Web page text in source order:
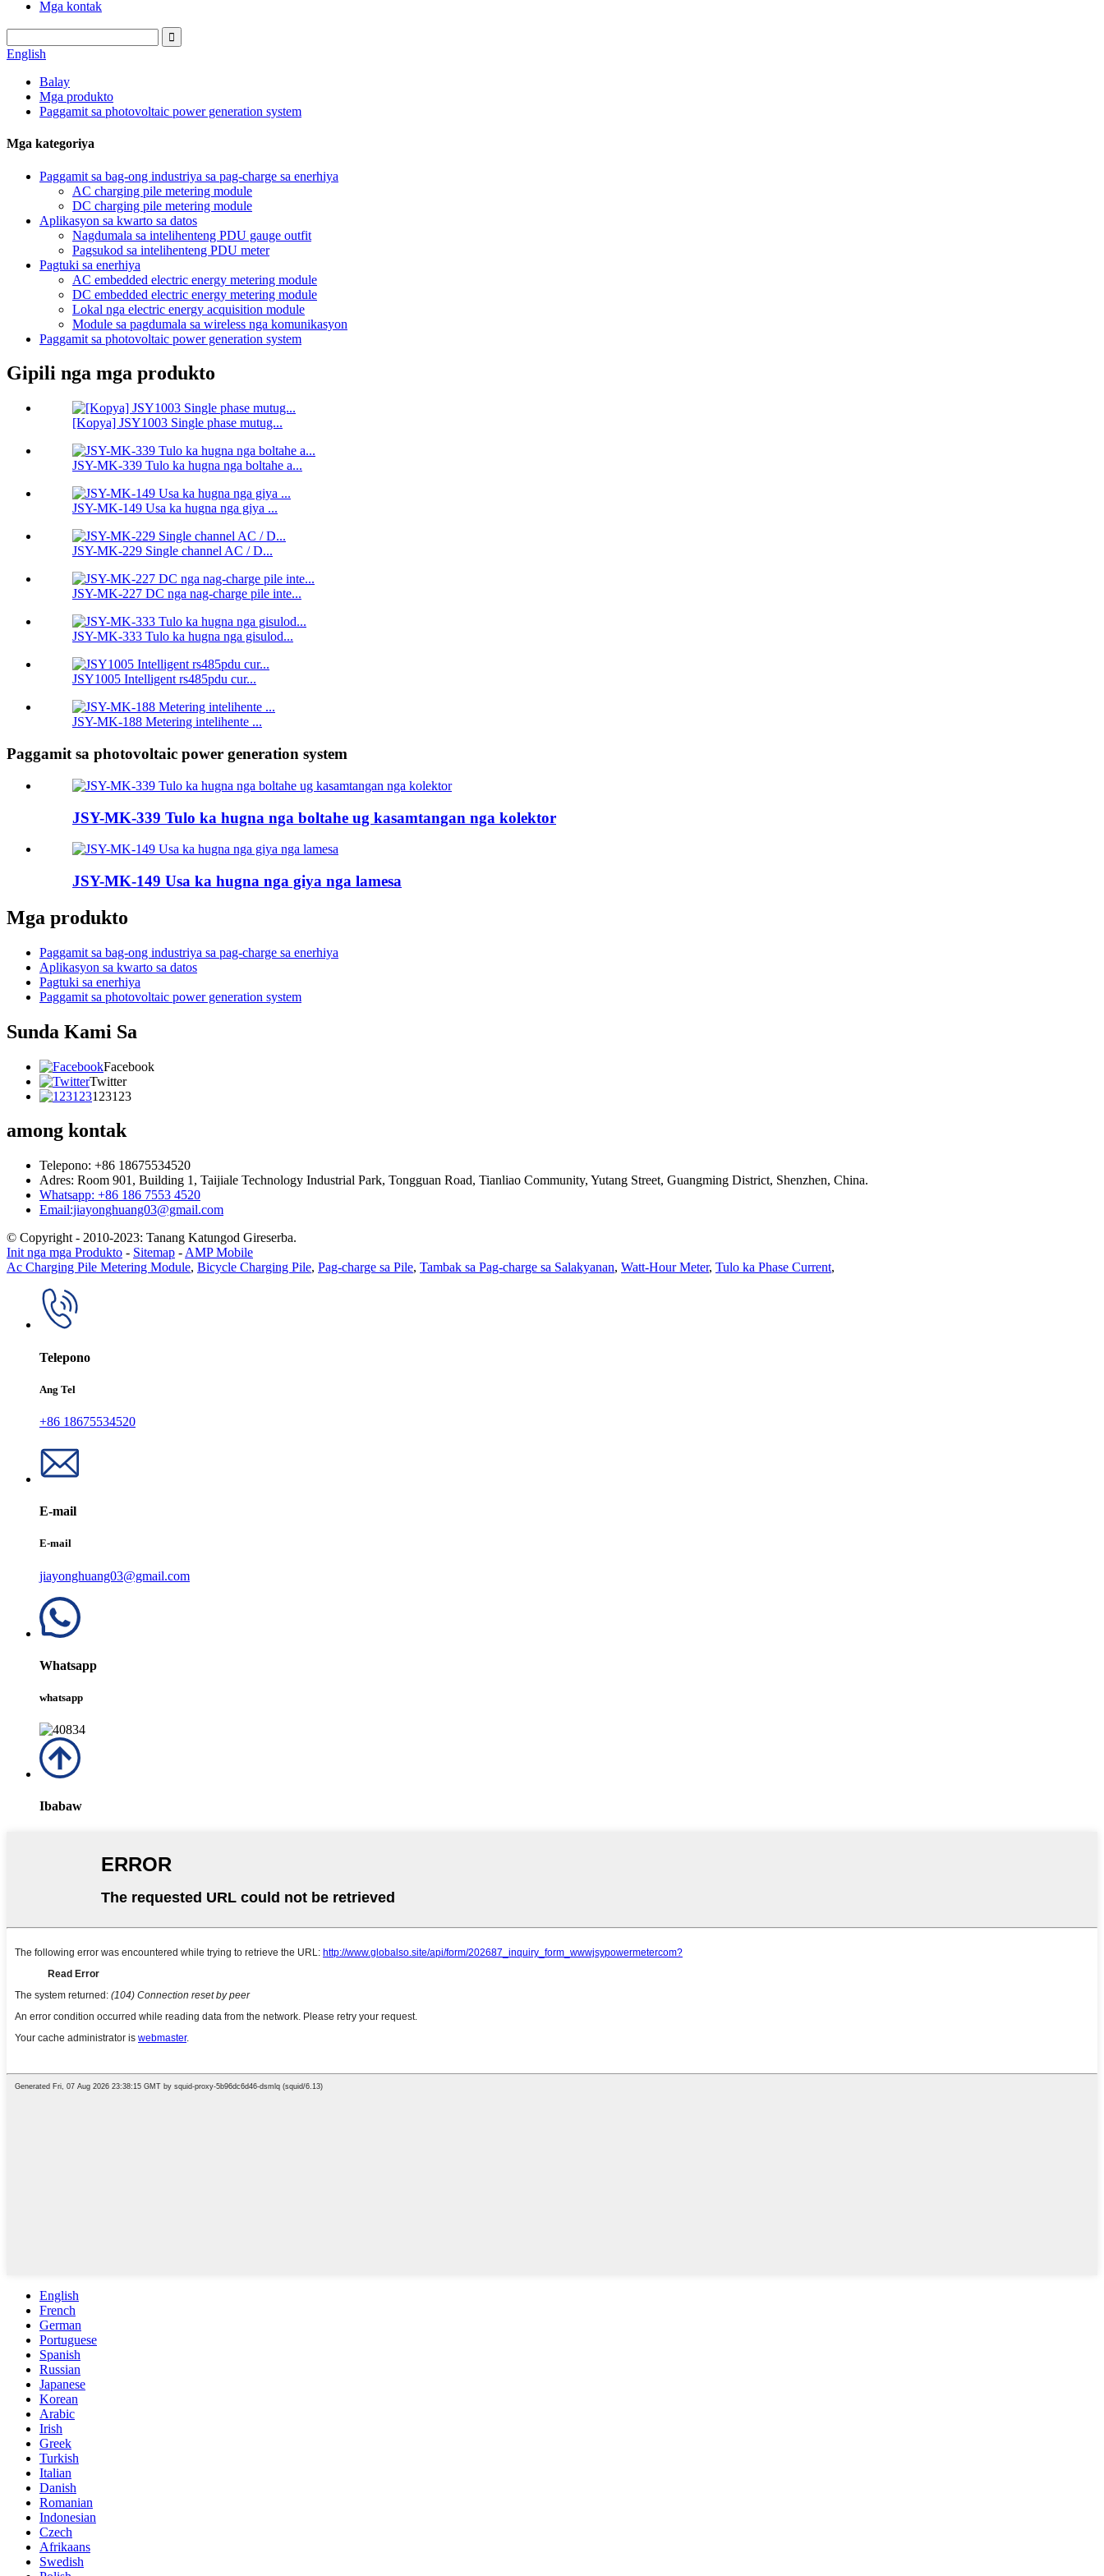
Mga kontak
English
Balay
Mga produkto
Paggamit sa photovoltaic power generation system
Mga kategoriya
Paggamit sa bag-ong industriya sa pag-charge sa enerhiya
AC charging pile metering module
DC charging pile metering module
Aplikasyon sa kwarto sa datos
Nagdumala sa intelihenteng PDU gauge outfit
Pagsukod sa intelihenteng PDU meter
Pagtuki sa enerhiya
AC embedded electric energy metering module
DC embedded electric energy metering module
Lokal nga electric energy acquisition module
Module sa pagdumala sa wireless nga komunikasyon
Paggamit sa photovoltaic power generation system
Gipili nga mga produkto
[Kopya] JSY1003 Single phase mutug...
JSY-MK-339 Tulo ka hugna nga boltahe a...
JSY-MK-149 Usa ka hugna nga giya ...
JSY-MK-229 Single channel AC / D...
JSY-MK-227 DC nga nag-charge pile inte...
JSY-MK-333 Tulo ka hugna nga gisulod...
JSY1005 Intelligent rs485pdu cur...
JSY-MK-188 Metering intelihente ...
Paggamit sa photovoltaic power generation system
JSY-MK-339 Tulo ka hugna nga boltahe ug kasamtangan nga kolektor
JSY-MK-149 Usa ka hugna nga giya nga lamesa
Mga produkto
Paggamit sa bag-ong industriya sa pag-charge sa enerhiya
Aplikasyon sa kwarto sa datos
Pagtuki sa enerhiya
Paggamit sa photovoltaic power generation system
Sunda Kami Sa
Facebook
Twitter
123123
among kontak
Telepono: +86 18675534520
Adres: Room 901, Building 1, Taijiale Technology Industrial Park, Tongguan Road, Tianliao Community, Yutang Street, Guangming District, Shenzhen, China.
Whatsapp: +86 186 7553 4520
Email:jiayonghuang03@gmail.com
© Copyright - 2010-2023: Tanang Katungod Gireserba.
Init nga mga Produkto - Sitemap - AMP Mobile
Ac Charging Pile Metering Module, Bicycle Charging Pile, Pag-charge sa Pile, Tambak sa Pag-charge sa Salakyanan, Watt-Hour Meter, Tulo ka Phase Current,
Telepono
Ang Tel
+86 18675534520
E-mail
E-mail
jiayonghuang03@gmail.com
Whatsapp
whatsapp
Ibabaw
English
French
German
Portuguese
Spanish
Russian
Japanese
Korean
Arabic
Irish
Greek
Turkish
Italian
Danish
Romanian
Indonesian
Czech
Afrikaans
Swedish